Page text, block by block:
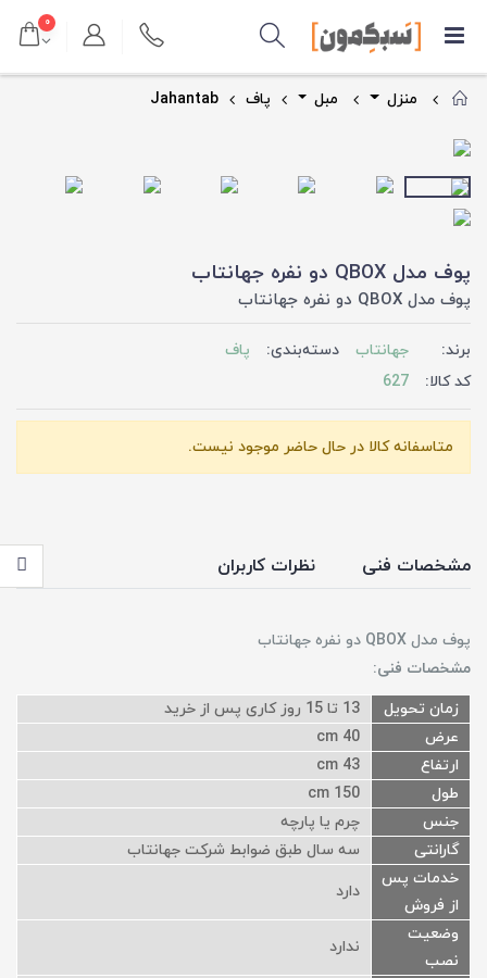
۰
منزل مبل پاف Jahantab
پوف مدل QBOX دو نفره جهانتاب
پوف مدل QBOX دو نفره جهانتاب
برند: جهانتاب دسته‌بندی:
پاف
کد کالا:
627
متاسفانه کالا در حال حاضر موجود نیست.
مشخصات فنی نظرات کاربران
پوف مدل QBOX دو نفره جهانتاب
مشخصات فنی:
زمان تحویل
13 تا 15 روز کاری پس از خرید
عرض
40 cm
ارتفاع
43 cm
طول
150 cm
جنس
چرم یا پارچه
گارانتی
سه سال طبق ضوابط شرکت جهانتاب
خدمات پس
از فروش
دارد
وضعیت
نصب
ندارد